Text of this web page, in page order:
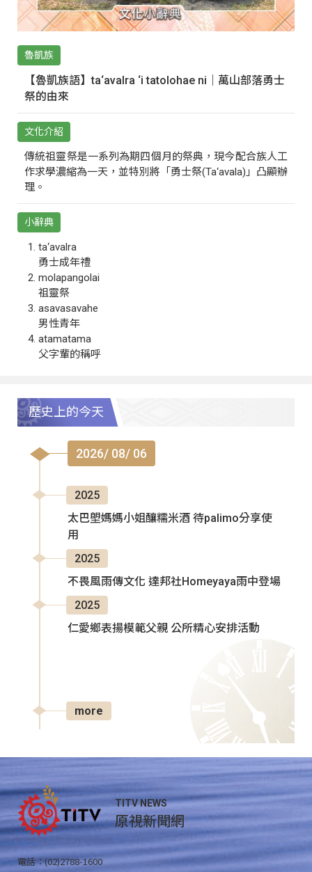
魯凱族
【魯凱族語】ta‘avalra ‘i tatolohae ni｜萬山部落勇士
祭的由來
文化介紹
傳統祖靈祭是一系列為期四個月的祭典，現今配合族人工
作求學濃縮為一天，並特別將「勇士祭(Ta‘avala)」凸顯辦
理。
小辭典
ta‘avalra
勇士成年禮
molapangolai
祖靈祭
asavasavahe
男性青年
atamatama
父字輩的稱呼
歷史上的今天
2026/ 08/ 06
2025
太巴塱媽媽小姐釀糯米酒 待palimo分享使
用
2025
不畏風雨傳文化 達邦社Homeyaya雨中登場
2025
仁愛鄉表揚模範父親 公所精心安排活動
more
TITV NEWS
原視新聞網
電話：(02)2788-1600